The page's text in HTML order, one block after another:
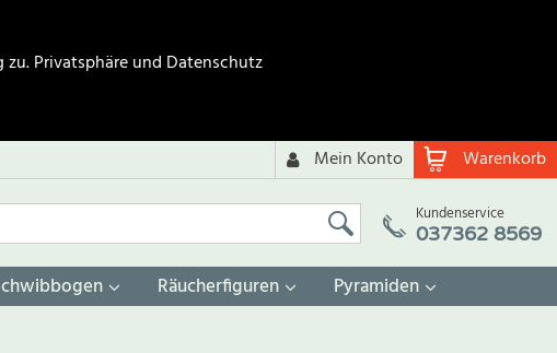
zu.Privatsphäre und Datenschutz
Warenkorb
Mein Konto
Kundenservice
037362 8569
Räucherfiguren Pyramiden